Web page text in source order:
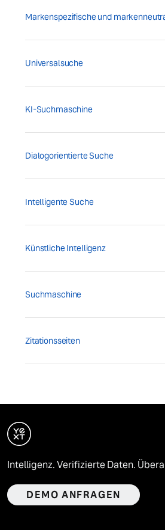
Markenspezifische und
Universalsuche
KI-Suchmaschine
Dialogorientierte Suche
Intelligente Suche
Künstliche Intelligenz
Suchmaschine
Zitationsseiten
Intelligenz. Verifizierte Daten.
DEMO ANFRAGEN